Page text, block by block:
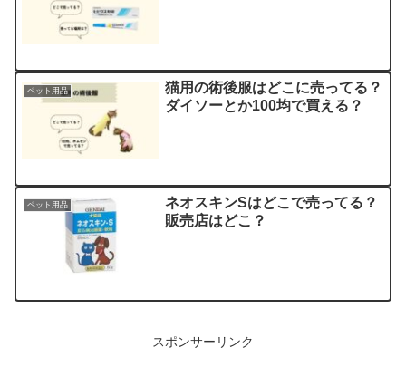
ペット用品
猫用の術後服はどこに売ってる？
ダイソーとか100均で買える？
ペット用品
ネオスキンSはどこで売ってる？
販売店はどこ？
スポンサーリンク